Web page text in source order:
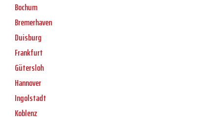
Bochum
Bremerhaven
Duisburg
Frankfurt
Gütersloh
Hannover
Ingolstadt
Koblenz